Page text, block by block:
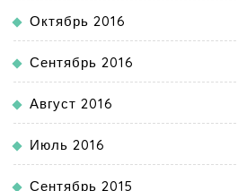
Октябрь 2016
Сентябрь 2016
Август 2016
Июль 2016
Сентябрь 2015